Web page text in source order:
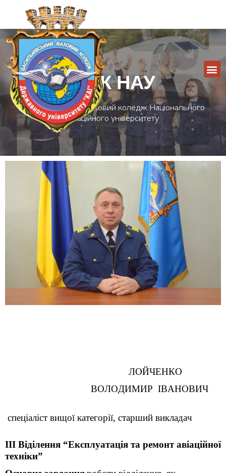
ВФК НАУ
Васильківський фаховий коледж Національного
авіаційного університету
ЛОЙЧЕНКО
ВОЛОДИМИР ІВАНОВИЧ
спеціаліст вищої категорії, старший викладач
III Віділення “Експлуатація та ремонт авіаційної
техніки”